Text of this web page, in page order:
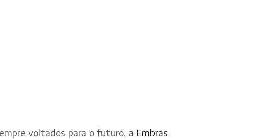
voltados para o futuro, a Embras